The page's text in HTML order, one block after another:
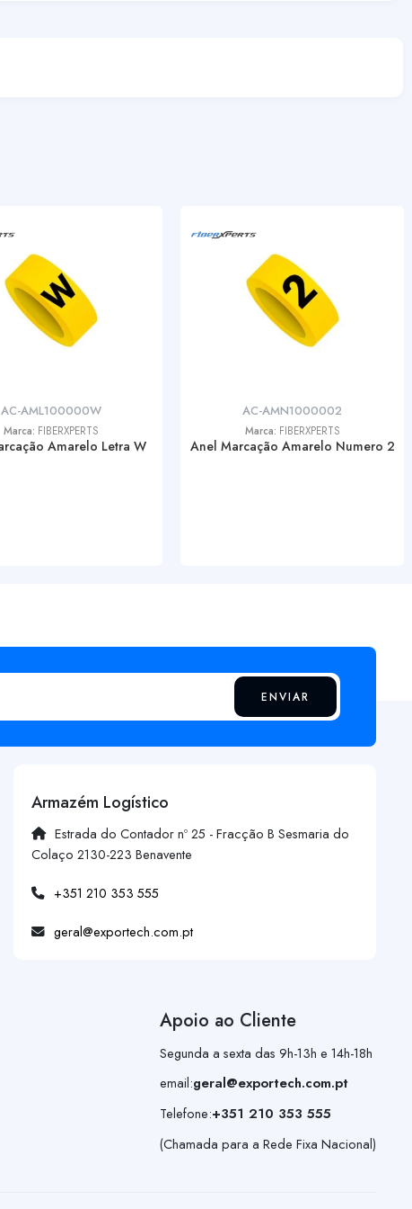
AC-AML100000W
Marca: FIBERXPERTS
Amarelo Letra W
AC-AMN1000002
Marca: FIBERXPERTS
Anel Marcação Amarelo Numero 2
ENVIAR
Armazém Logístico
Estrada do Contador nº 25 - Fracção B Sesmaria do
Colaço 2130-223 Benavente
+351 210 353 555
geral@exportech.com.pt
Apoio ao Cliente
Segunda a sexta das 9h-13h e 14h-18h
email:geral@exportech.com.pt
Telefone:+351 210 353 555
(Chamada para a Rede Fixa Nacional)